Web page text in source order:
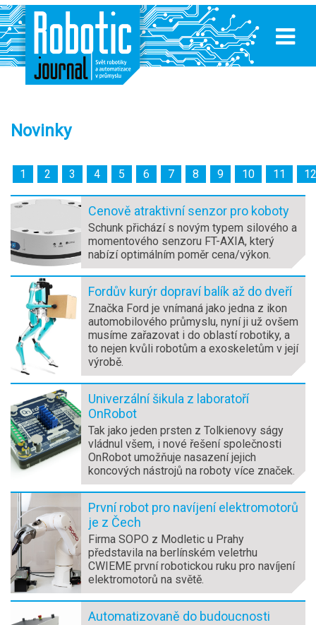
Novinky
1 2 3 4 5 6 7 8 9 10 11 12
Cenově atraktivní senzor pro koboty
Schunk přichází s novým typem silového a
momentového senzoru FT-AXIA, který
nabízí optimálním poměr cena/výkon.
Fordův kurýr dopraví balík až do dveří
Značka Ford je vnímaná jako jedna z ikon
automobilového průmyslu, nyní ji už ovšem
musíme zařazovat i do oblastí robotiky, a
to nejen kvůli robotům a exoskeletům v její
výrobě.
Univerzální šikula z laboratoří
OnRobot
Tak jako jeden prsten z Tolkienovy ságy
vládnul všem, i nové řešení společnosti
OnRobot umožňuje nasazení jejich
koncových nástrojů na roboty více značek.
První robot pro navíjení elektromotorů
je z Čech
Firma SOPO z Modletic u Prahy
představila na berlínském veletrhu
CWIEME první robotickou ruku pro navíjení
elektromotorů na světě.
Automatizovaně do budoucnosti